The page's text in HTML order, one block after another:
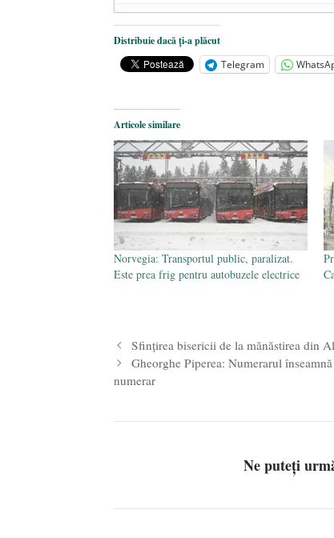
Dezvăluiri cutremurătoare
Statul care servește Națiunea
Legea Vexler produce efecte.
Distribuie dacă ți-a plăcut
Telegram
Articole similare
Norvegia: Transportul public, paralizat.
Este prea frig pentru autobuzele electrice
Sfințirea bisericii de la mănăstirea din
Gheorghe Piperea: Numerarul
numerar
Ne puteți